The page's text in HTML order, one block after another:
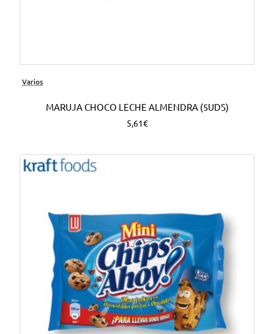
Varios
MARUJA CHOCO LECHE ALMENDRA (5UDS)
5,61€